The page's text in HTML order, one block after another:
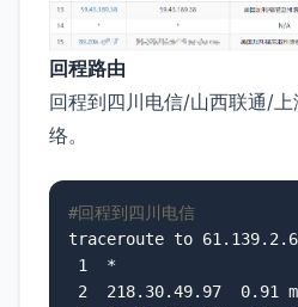
回程路由
回程到四川电信/山西联通/
络。
#回程到四川电信
traceroute to
1  *
2  218.30.49.97  0.91